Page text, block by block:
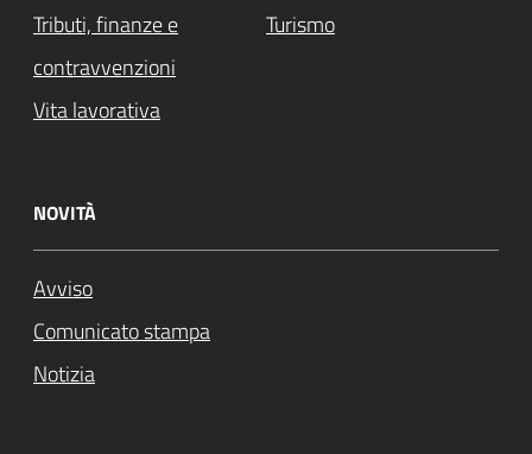
Tributi, finanze e
contravvenzioni
Turismo
Vita lavorativa
NOVITÀ
Avviso
Comunicato stampa
Notizia